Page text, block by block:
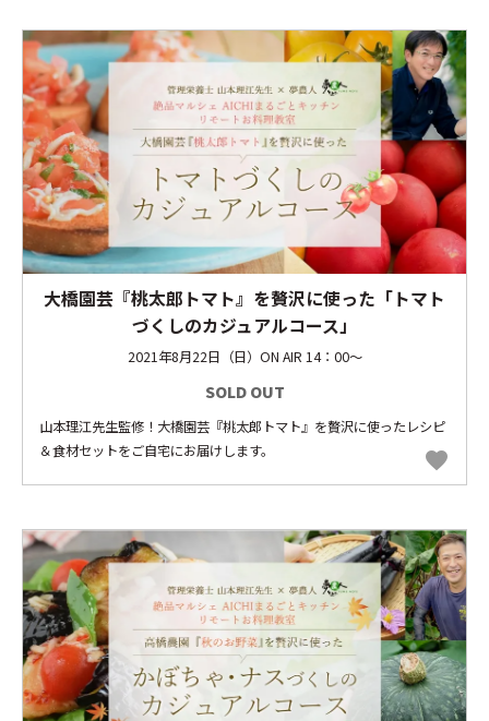
大橋園芸『桃太郎トマト』を贅沢に使った「トマト
づくしのカジュアルコース」
2021年8月22日（日）ON AIR 14：00～
SOLD OUT
山本理江先生監修！大橋園芸『桃太郎トマト』を贅沢に使ったレシピ
＆食材セットをご自宅にお届けします。
favorite